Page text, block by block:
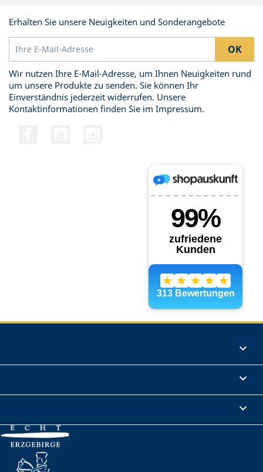
Erhalten Sie unsere Neuigkeiten und Sonderangebote
Wir nutzen Ihre E-Mail-Adresse, um Ihnen Neuigkeiten rund
um unsere Produkte zu senden. Sie können Ihr
Einverständnis jederzeit widerrufen. Unsere
Kontaktinformationen finden Sie im Impressum.


